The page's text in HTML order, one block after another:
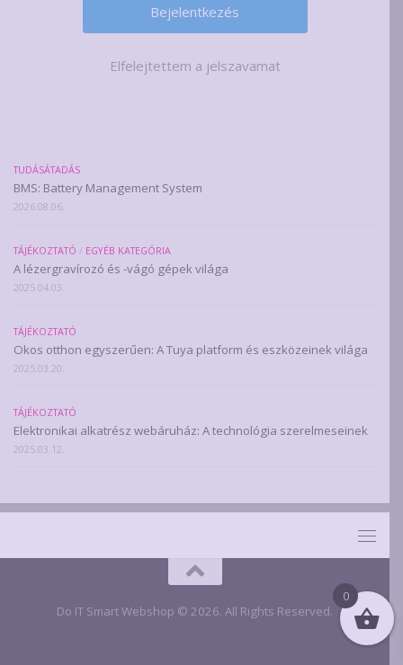
Elfelejtettem a jelszavamat
TUDÁSÁTADÁS
BMS: Battery Management System
2026.08.06.
TÁJÉKOZTATÓ / EGYÉB KATEGÓRIA
A lézergravírozó és -vágó gépek világa
2025.04.03.
TÁJÉKOZTATÓ
Okos otthon egyszerűen: A Tuya platform és eszközeinek világa
2025.03.20.
TÁJÉKOZTATÓ
Elektronikai alkatrész webáruház: A technológia szerelmeseinek
2025.03.12.
Do IT Smart Webshop © 2026. All Rights Reserved.
0